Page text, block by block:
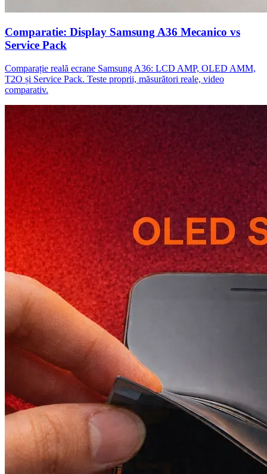
Comparatie: Display Samsung A36 Mecanico vs
Service Pack
Comparație reală ecrane Samsung A36: LCD AMP, OLED AMM,
T2O și Service Pack. Teste proprii, măsurători reale, video
comparativ.